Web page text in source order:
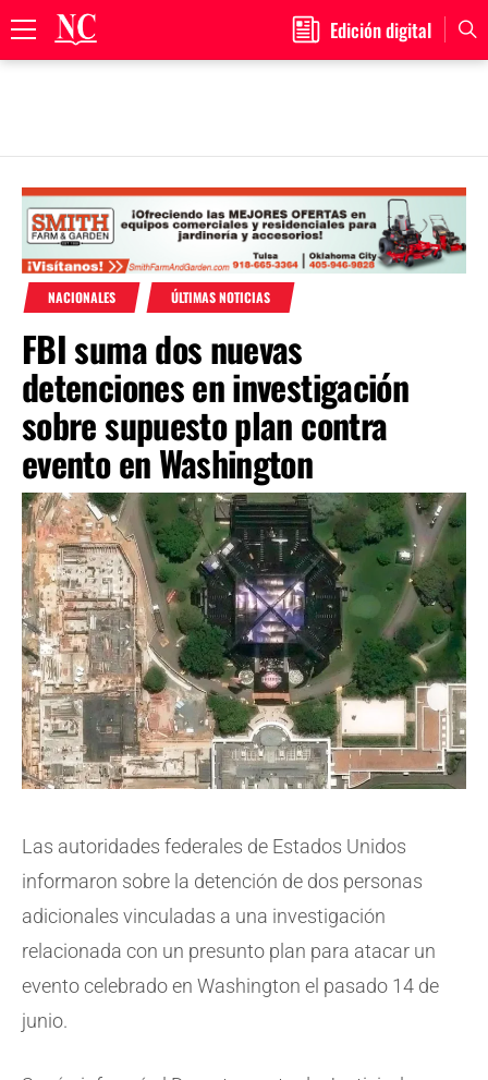
content
Edición digital
NACIONALES ÚLTIMAS NOTICIAS
FBI suma dos nuevas
detenciones en investigación
sobre supuesto plan contra
evento en Washington
Las autoridades federales de Estados Unidos
informaron sobre la detención de dos personas
adicionales vinculadas a una investigación
relacionada con un presunto plan para atacar un
evento celebrado en Washington el pasado 14 de
junio.